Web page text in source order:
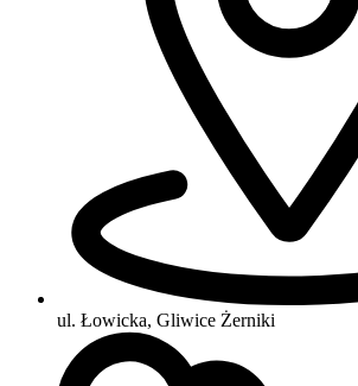
ul. Łowicka, Gliwice Żerniki